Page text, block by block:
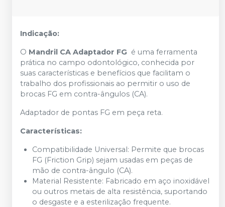
Indicação:
O Mandril CA Adaptador FG é uma ferramenta
prática no campo odontológico, conhecida por
suas características e benefícios que facilitam o
trabalho dos profissionais ao permitir o uso de
brocas FG em contra-ângulos (CA).
Adaptador de pontas FG em peça reta.
Características:
Compatibilidade Universal: Permite que brocas
FG (Friction Grip) sejam usadas em peças de
mão de contra-ângulo (CA).
Material Resistente: Fabricado em aço inoxidável
ou outros metais de alta resistência, suportando
o desgaste e a esterilização frequente.